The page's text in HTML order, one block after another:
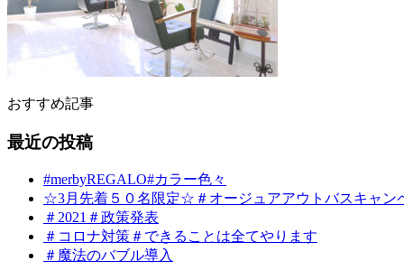
おすすめ記事
最近の投稿
#merbyREGALO#カラー色々
☆3月先着５０名限定☆＃オージュアアウトバスキャン
＃2021＃政策発表
＃コロナ対策＃できることは全てやります
＃魔法のバブル導入